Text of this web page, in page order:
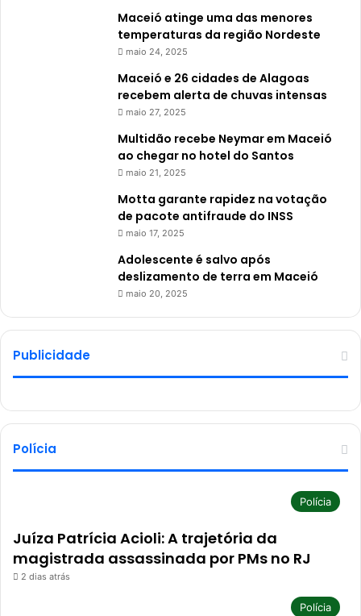
Maceió atinge uma das menores
temperaturas da região Nordeste
maio 24, 2025
Maceió e 26 cidades de Alagoas
recebem alerta de chuvas intensas
maio 27, 2025
Multidão recebe Neymar em Maceió
ao chegar no hotel do Santos
maio 21, 2025
Motta garante rapidez na votação
de pacote antifraude do INSS
maio 17, 2025
Adolescente é salvo após
deslizamento de terra em Maceió
maio 20, 2025
Publicidade
Polícia
Polícia
Juíza Patrícia Acioli: A trajetória da
magistrada assassinada por PMs no RJ
2 dias atrás
Polícia